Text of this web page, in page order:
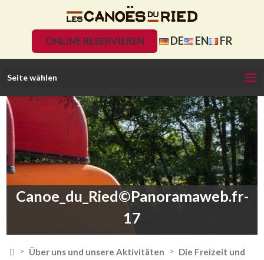
ONLINE RESERVIEREN DE EN FR
Seite wählen
Canoe_du_Ried©Panoramaweb.fr-
17
 > Über uns und unsere Aktivitäten >
Die Freizeit und